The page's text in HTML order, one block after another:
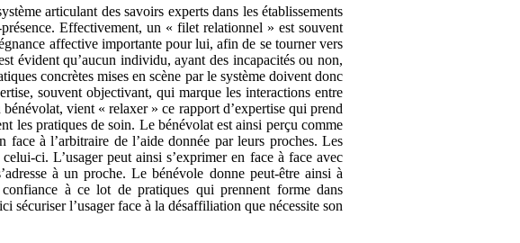
articulant des savoirs experts dans les établissements
Effectivement, un « filet relationnel » est souvent
affective importante pour lui, afin de se tourner vers
évident qu’aucun individu, ayant des incapacités ou non,
concrètes mises en scène par le système doivent donc
souvent objectivant, qui marque les interactions entre
vient « relaxer » ce rapport d’expertise qui prend
les pratiques de soin. Le bénévolat est ainsi perçu comme
face à l’arbitraire de l’aide donnée par leurs proches. Les
ci. L’usager peut ainsi s’exprimer en face à face avec
à un proche. Le bénévole donne peut-être ainsi à
à ce lot de pratiques qui prennent forme dans
l’usager face à la désaffiliation que nécessite son